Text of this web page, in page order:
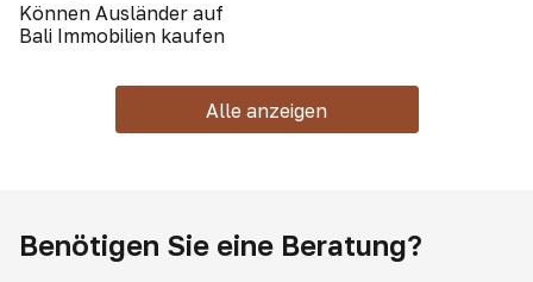
Können Ausländer auf
Bali Immobilien kaufen
Alle anzeigen
Benötigen Sie eine Beratung?